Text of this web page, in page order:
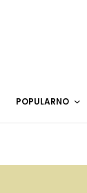
POPULARNO